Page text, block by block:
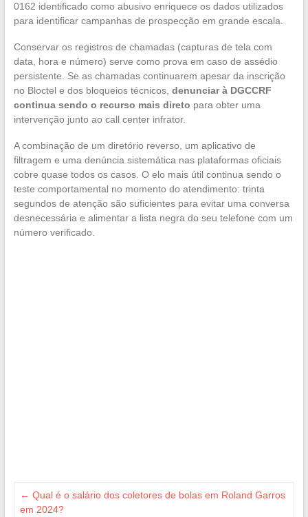
0162 identificado como abusivo enriquece os dados utilizados
para identificar campanhas de prospecção em grande escala.
Conservar os registros de chamadas (capturas de tela com
data, hora e número) serve como prova em caso de assédio
persistente. Se as chamadas continuarem apesar da inscrição
no Bloctel e dos bloqueios técnicos, denunciar à DGCCRF
continua sendo o recurso mais direto para obter uma
intervenção junto ao call center infrator.
A combinação de um diretório reverso, um aplicativo de
filtragem e uma denúncia sistemática nas plataformas oficiais
cobre quase todos os casos. O elo mais útil continua sendo o
teste comportamental no momento do atendimento: trinta
segundos de atenção são suficientes para evitar uma conversa
desnecessária e alimentar a lista negra do seu telefone com um
número verificado.
← Qual é o salário dos coletores de bolas em Roland Garros
em 2024?